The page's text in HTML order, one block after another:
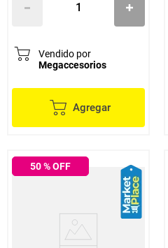
Vendido por
Megaccesorios
Agregar
50% OFF